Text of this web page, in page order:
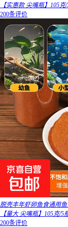
【实惠款 尖嘴瓶】105克
200条评价
脱壳丰年虾卵鱼食通用
【量大 尖嘴瓶】105克/5
200条评价